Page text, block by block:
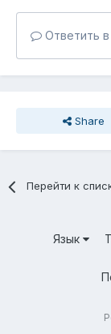
Ответить в
Share
Перейти к
Язык